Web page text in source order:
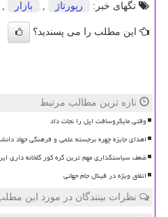
تگهای خبر:
رپورتاژ , بازار ,
این مطلب را می پسندید؟
تازه ترین مطالب مرتبط
وقتی مایکروسافت اپل را نجات داد
اهدای جایزه چهره برجسته علمی و فرهنگی جهاد
ضعف سیاستگذاری مهم ترین گره کور گلخانه داری
اتفاق ویژه در فینال جام جهانی
نظرات بینندگان در مورد این